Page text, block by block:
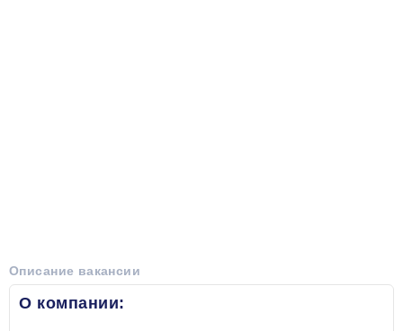
Описание вакансии
О компании: